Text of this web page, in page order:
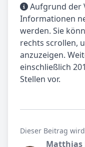
Aufgrund der
Informationen
werden. Sie
rechts scrollen,
anzuzeigen.
einschließlich
Stellen vor.
Dieser Beitrag
Matthias